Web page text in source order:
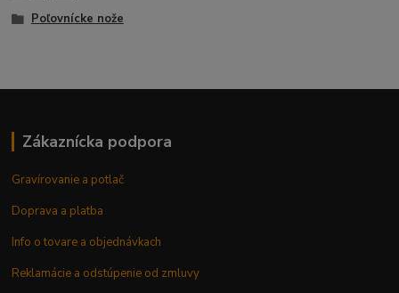
Poľovnícke nože
Zákaznícka podpora
Gravírovanie a potlač
Doprava a platba
Info o tovare a objednávkach
Reklamácie a odstúpenie od zmluvy